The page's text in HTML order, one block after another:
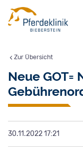
Neue GOT=
30.11.2022 17:21
Zur Übersicht